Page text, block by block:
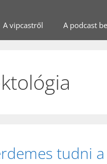
A vipcastről A podcast
tudni